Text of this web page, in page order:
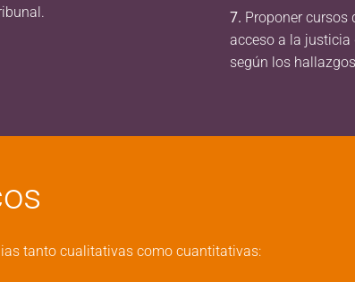
7. Proponer cursos
acceso a la
según los
tanto cualitativas como cuantitativas: